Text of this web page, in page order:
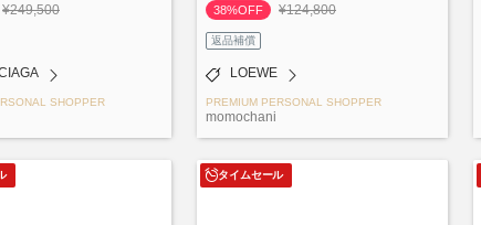
¥249,500
SHOPPER
38%OFF
¥124,800
返品補償
LOEWE
PREMIUM PERSONAL SHOPPER
momochani
タイムセール